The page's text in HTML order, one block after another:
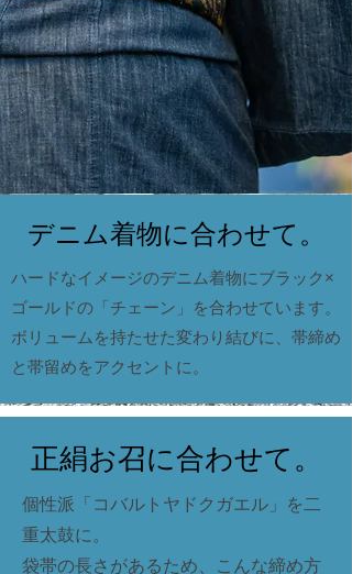
​デニム着物に合わせて。
ハードなイメージのデニム着物にブラック×
ゴールドの「チェーン」を合わせています。
​ボリュームを持たせた変わり結びに、帯締め
と帯留めをアクセントに。
正絹お召に合わせて。
個性派「コバルトヤドクガエル」を二
重太鼓に。
​袋帯の長さがあるため、こんな締め方